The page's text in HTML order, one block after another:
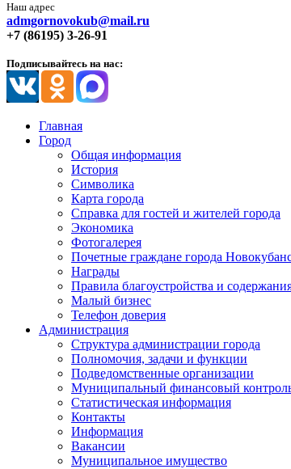
Наш адрес
admgornovokub@mail.ru
+7 (86195) 3-26-91
Подписывайтесь на нас:
Главная
Город
Общая информация
История
Символика
Карта города
Справка для гостей и жителей города
Экономика
Фотогалерея
Почетные граждане города
Награды
Правила благоустройства и
Малый бизнес
Телефон доверия
Администрация
Структура администрации города
Полномочия, задачи и функции
Подведомственные организации
Муниципальный финансовый
Статистическая информация
Контакты
Информация
Вакансии
Муниципальное имущество